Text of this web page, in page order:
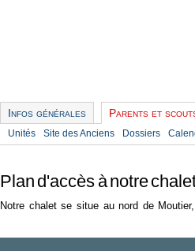
Infos générales Parents et
Unités Site des Anciens Dossiers
Plan d'accès à notre
Notre chalet se situe au nord de